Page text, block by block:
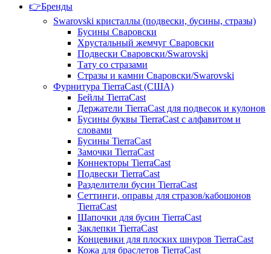
👉Бренды
Swarovski кристаллы (подвески, бусины, стразы)
Бусины Сваровски
Хрустальный жемчуг Сваровски
Подвески Сваровски/Swarovski
Тату со стразами
Стразы и камни Сваровски/Swarovski
Фурнитура TierraCast (США)
Бейлы TierraCast
Держатели TierraCast для подвесок и кулонов
Бусины буквы TierraCast с алфавитом и
словами
Бусины TierraCast
Замочки TierraCast
Коннекторы TierraCast
Подвески TierraCast
Разделители бусин TierraCast
Сеттинги, оправы для стразов/кабошонов
TierraCast
Шапочки для бусин TierraCast
Заклепки TierraCast
Концевики для плоских шнуров TierraCast
Кожа для браслетов TierraCast